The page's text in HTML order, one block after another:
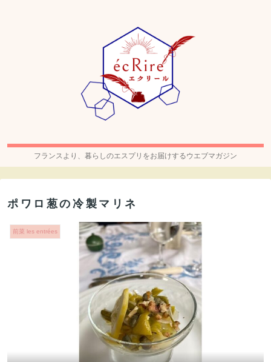
フランスより、暮らしのエスプリをお届けするウエブマガジン
ポワロ葱の冷製マリネ
前菜 les entrées